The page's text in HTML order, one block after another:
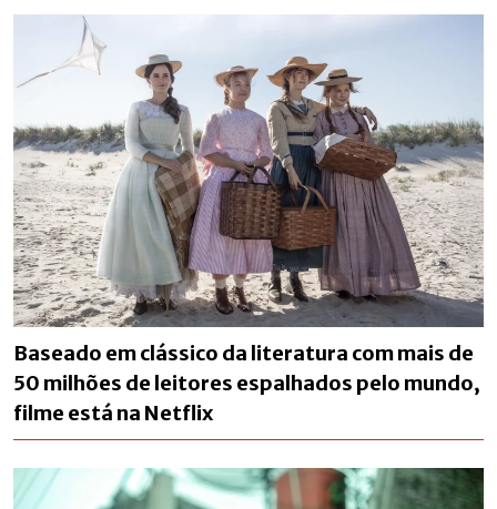
Baseado em clássico da literatura com mais de
50 milhões de leitores espalhados pelo mundo,
filme está na Netflix